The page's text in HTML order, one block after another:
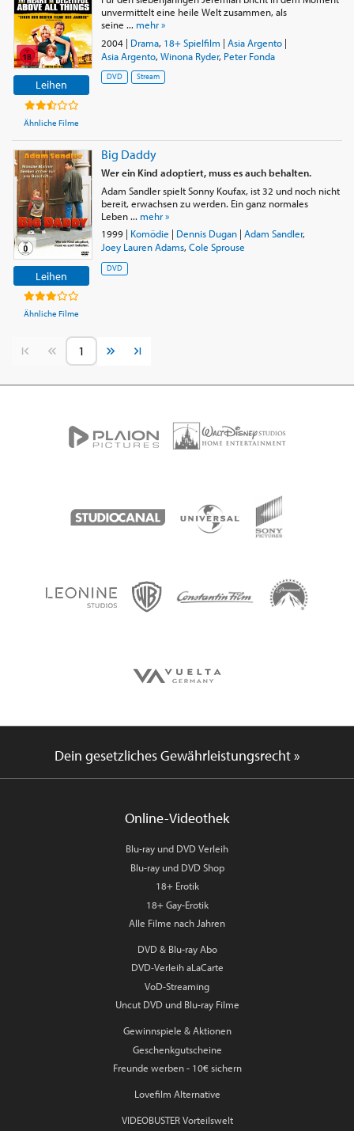
Leihen
Ähnliche Filme
unvermittelt eine heile Welt zusammen, als
seine ... mehr »
2004| Drama, 18+ Spielfilm | Asia Argento|
Asia Argento, Winona Ryder, Peter Fonda
DVD Stream
Leihen
Ähnliche Filme
Big Daddy
Wer ein Kind adoptiert, muss es auch behalten.
Adam Sandler spielt Sonny Koufax, ist 32 und noch nicht
bereit, erwachsen zu werden. Ein ganz normales
Leben ... mehr »
1999| Komödie | Dennis Dugan| Adam Sandler,
Joey Lauren Adams, Cole Sprouse
DVD
Vorherige SeiteNächste Seite
Dein gesetzliches Gewährleistungsrecht »
Online-Videothek
Blu-ray und DVD Verleih
Blu-ray und DVD Shop
18+ Erotik
18+ Gay-Erotik
Alle Filme nach Jahren
DVD & Blu-ray Abo
DVD-Verleih aLaCarte
VoD-Streaming
Uncut DVD und Blu-ray Filme
Gewinnspiele & Aktionen
Geschenkgutscheine
Freunde werben - 10€ sichern
Lovefilm Alternative
VIDEOBUSTER Vorteilswelt